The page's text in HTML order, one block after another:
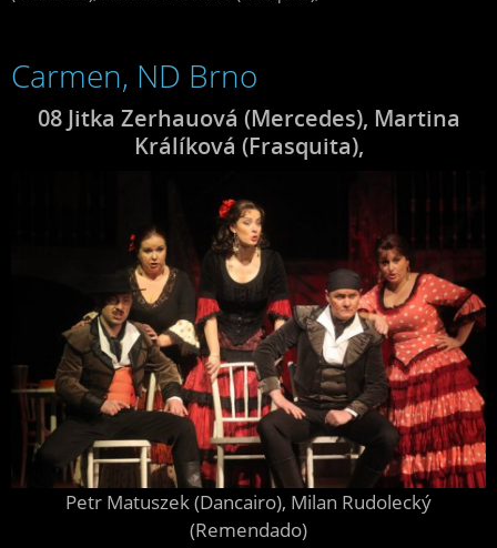
Carmen, ND Brno
08 Jitka Zerhauová (Mercedes), Martina
Králíková (Frasquita),
Petr Matuszek (Dancairo), Milan Rudolecký
(Remendado)